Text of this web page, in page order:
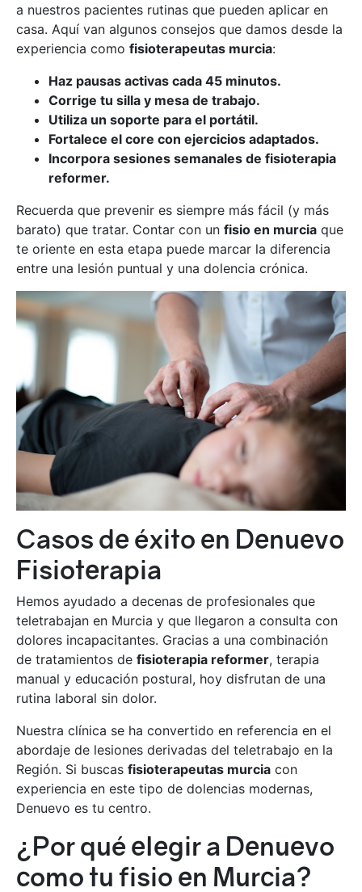
a nuestros pacientes rutinas que pueden aplicar en
casa. Aquí van algunos consejos que damos desde la
experiencia como fisioterapeutas murcia:
Haz pausas activas cada 45 minutos.
Corrige tu silla y mesa de trabajo.
Utiliza un soporte para el portátil.
Fortalece el core con ejercicios adaptados.
Incorpora sesiones semanales de fisioterapia
reformer.
Recuerda que prevenir es siempre más fácil (y más
barato) que tratar. Contar con un fisio en murcia que
te oriente en esta etapa puede marcar la diferencia
entre una lesión puntual y una dolencia crónica.
Casos de éxito en Denuevo
Fisioterapia
Hemos ayudado a decenas de profesionales que
teletrabajan en Murcia y que llegaron a consulta con
dolores incapacitantes. Gracias a una combinación
de tratamientos de fisioterapia reformer, terapia
manual y educación postural, hoy disfrutan de una
rutina laboral sin dolor.
Nuestra clínica se ha convertido en referencia en el
abordaje de lesiones derivadas del teletrabajo en la
Región. Si buscas fisioterapeutas murcia con
experiencia en este tipo de dolencias modernas,
Denuevo es tu centro.
¿Por qué elegir a Denuevo
como tu fisio en Murcia?